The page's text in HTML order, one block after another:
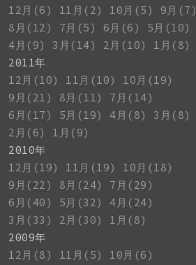
12月(6)
11月(2) 10月(5)
9月(7)
8月(12)
7月(5) 6月(6)
5月(10)
4月(9)
3月(14) 2月(10)
1月(8)
2011年
12月(10)
11月(10)
10月(19)
9月(21)
8月(11)
7月(14)
6月(17)
5月(19) 4月(8)
3月(8)
2月(6)
1月(9)
2010年
12月(19)
11月(19)
10月(18)
9月(22)
8月(24)
7月(29)
6月(40)
5月(32)
4月(24)
3月(33)
2月(30)
1月(8)
2009年
12月(8)
11月(5)
10月(6)